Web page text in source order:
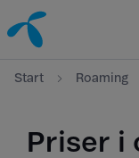
Till innehåll
Till sök
Start Roaming
Priser i